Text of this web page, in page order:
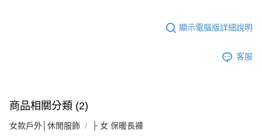
顯示電腦版詳細說明
客服
商品相關分類 (2)
女款戶外│休閒服飾 ├ 女 保暖長褲